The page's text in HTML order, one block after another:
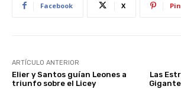
Facebook X
ARTÍCULO ANTERIOR
Elier y Santos guían Leones a
triunfo sobre el Licey
Las